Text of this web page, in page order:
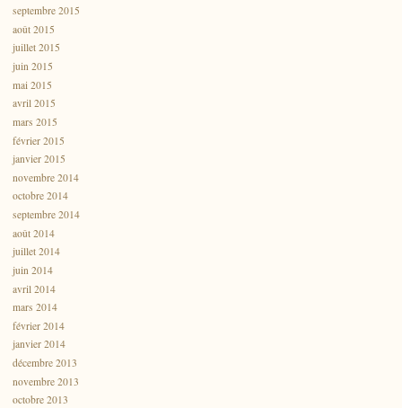
septembre 2015
août 2015
juillet 2015
juin 2015
mai 2015
avril 2015
mars 2015
février 2015
janvier 2015
novembre 2014
octobre 2014
septembre 2014
août 2014
juillet 2014
juin 2014
avril 2014
mars 2014
février 2014
janvier 2014
décembre 2013
novembre 2013
octobre 2013